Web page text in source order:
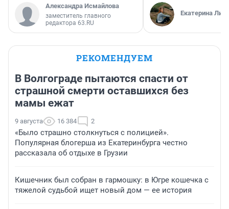
Александра Исмайлова
заместитель главного
редактора 63.RU
Екатерина
РЕКОМЕНДУЕМ
В Волгограде пытаются спасти от
страшной смерти оставшихся без
мамы ежат
9 августа 16 384 2
«Было страшно столкнуться с полицией».
Популярная блогерша из Екатеринбурга честно
рассказала об отдыхе в Грузии
Кишечник был собран в гармошку: в Югре кошечка с
тяжелой судьбой ищет новый дом — ее история